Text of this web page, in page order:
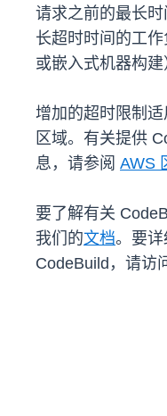
请求之前的最长
长超时时间的工
或嵌入式机器构建
增加的超时限制
区域。有关提供
息，请参阅 AWS
要了解有关
我们的文档。要详
CodeBuild，请访